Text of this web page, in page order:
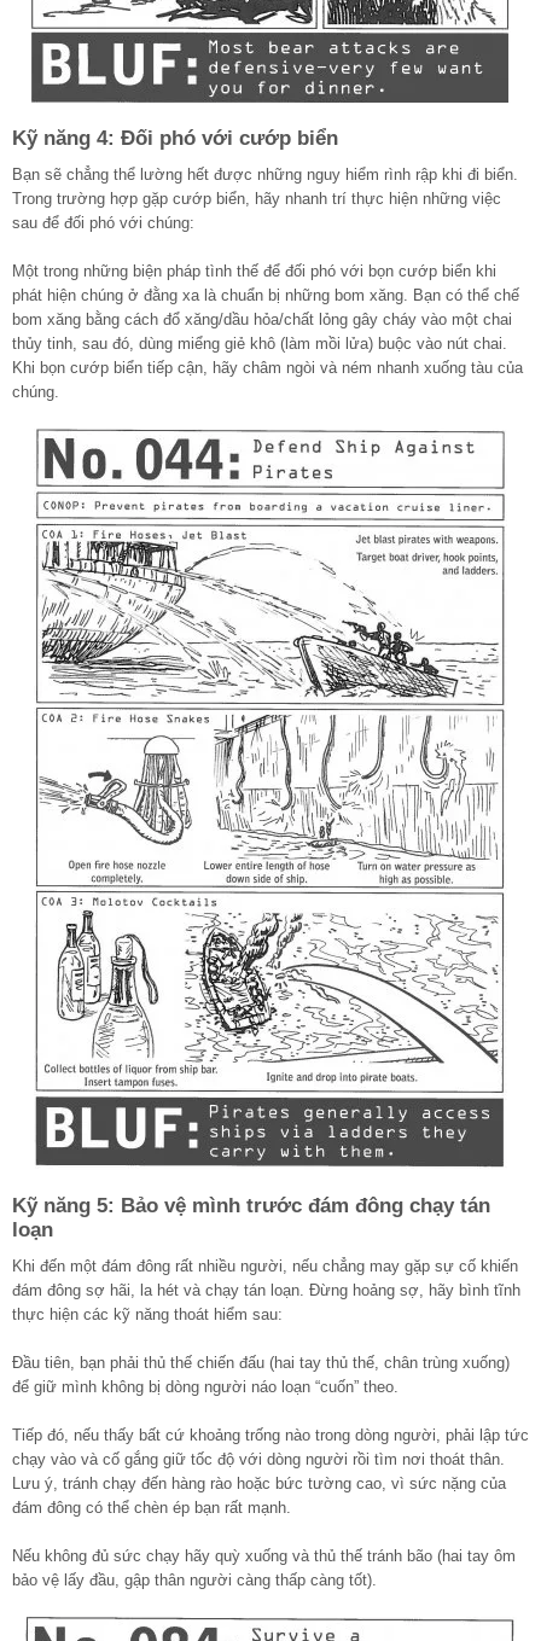
Kỹ năng 4: Đối phó với cướp biển
Bạn sẽ chẳng thể lường hết được những nguy hiểm rình rập khi đi biển.
Trong trường hợp gặp cướp biển, hãy nhanh trí thực hiện những việc
sau để đối phó với chúng:
Một trong những biện pháp tình thế để đối phó với bọn cướp biển khi
phát hiện chúng ở đằng xa là chuẩn bị những bom xăng. Bạn có thể chế
bom xăng bằng cách đổ xăng/dầu hỏa/chất lỏng gây cháy vào một chai
thủy tinh, sau đó, dùng miểng giẻ khô (làm mồi lửa) buộc vào nút chai.
Khi bọn cướp biển tiếp cận, hãy châm ngòi và ném nhanh xuống tàu của
chúng.
Kỹ năng 5: Bảo vệ mình trước đám đông chạy tán
loạn
Khi đến một đám đông rất nhiều người, nếu chẳng may gặp sự cố khiến
đám đông sợ hãi, la hét và chạy tán loạn. Đừng hoảng sợ, hãy bình tĩnh
thực hiện các kỹ năng thoát hiểm sau:
Đầu tiên, bạn phải thủ thế chiến đấu (hai tay thủ thế, chân trùng xuống)
để giữ mình không bị dòng người náo loạn “cuốn” theo.
Tiếp đó, nếu thấy bất cứ khoảng trống nào trong dòng người, phải lập tức
chạy vào và cố gắng giữ tốc độ với dòng người rồi tìm nơi thoát thân.
Lưu ý, tránh chạy đến hàng rào hoặc bức tường cao, vì sức nặng của
đám đông có thể chèn ép bạn rất mạnh.
Nếu không đủ sức chạy hãy quỳ xuống và thủ thế tránh bão (hai tay ôm
bảo vệ lấy đầu, gập thân người càng thấp càng tốt).